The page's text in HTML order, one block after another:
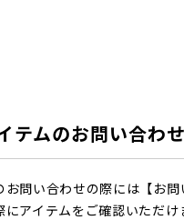
テムのお問い合わ
お問い合わせの際には【お
にアイテムをご確認いただ